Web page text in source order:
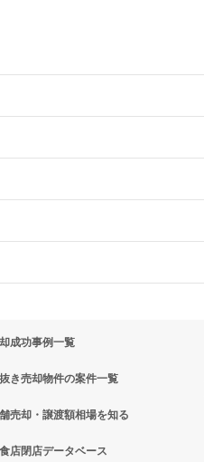
成功事例一覧
き売却物件の案件一覧
売却・譲渡額相場を知る
店閉店データベース